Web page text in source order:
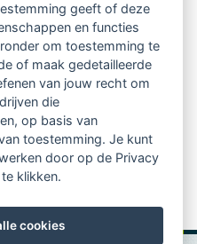
kennisbank
keurmerk)
geeft of deze
en functies
om toestemming te
of maak gedetailleerde
van jouw recht om
die
op basis van
toestemming. Je kunt
door op de Privacy
klikken.
cookies